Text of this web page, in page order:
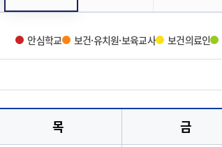
안심학교 보건·유치원·보육교사 보건의료인
목 금